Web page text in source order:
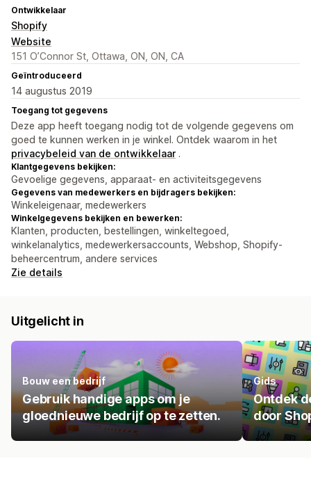
Ontwikkelaar
Shopify
Website
151 O’Connor St, Ottawa, ON, ON, CA
Geïntroduceerd
14 augustus 2019
Toegang tot gegevens
Deze app heeft toegang nodig tot de volgende gegevens om
goed te kunnen werken in je winkel. Ontdek waarom in het
privacybeleid van de ontwikkelaar .
Klantgegevens bekijken:
Gevoelige gegevens, apparaat- en activiteitsgegevens
Gegevens van medewerkers en bijdragers bekijken:
Winkeleigenaar, medewerkers
Winkelgegevens bekijken en bewerken:
Klanten, producten, bestellingen, winkeltegoed,
winkelanalytics, medewerkersaccounts, Webshop, Shopify-
beheercentrum, andere services
Zie details
Uitgelicht in
Bouw een bedrijf
Gebruik handige apps om je
gloednieuwe bedrijf op te zetten.
Gids
Ontdek
door